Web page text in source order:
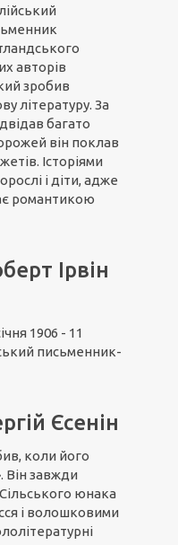
авторів
зробив
літературу. За
багато
він поклав
Історіями
і діти, адже
романтикою
Ірвін
1906 - 11
письменник-
Єсенін
коли його
Він завжди
юнака
і волошковими